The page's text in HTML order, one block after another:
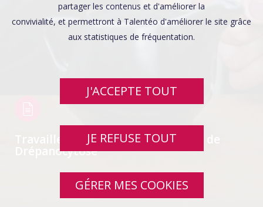
Travailler avec un collègue atteint de
Drépanocytose
partager les contenus et d'améliorer la
convivialité, et permettront à Talentéo d'améliorer le site grâce
aux statistiques de fréquentation.
J'ACCEPTE TOUT
JE REFUSE TOUT
GÉRER MES COOKIES